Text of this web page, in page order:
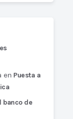
en Puesta a
banco de